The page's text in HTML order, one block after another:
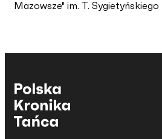
Mazowsze" im. T. Sygietyńskiego